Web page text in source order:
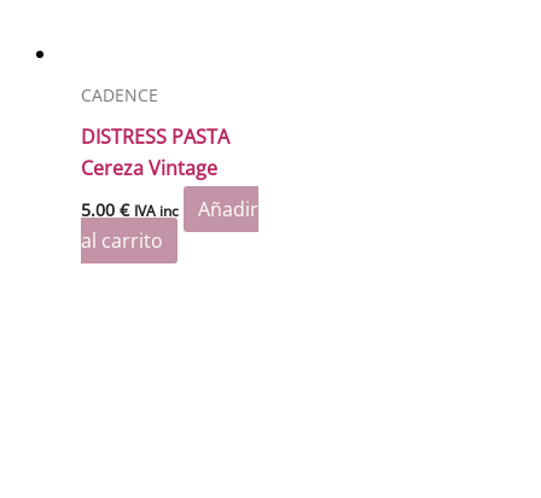
CADENCE
DISTRESS PASTA
Cereza Vintage
5.00€ IVA inc
Añadir
al carrito